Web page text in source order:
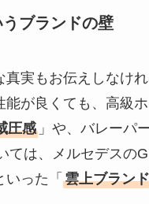
うブランドの壁
実もお伝えしなけ
能が良くても、高級
圧感」や、バレーパ
ては、メルセデスの
った「 雲上ブランド